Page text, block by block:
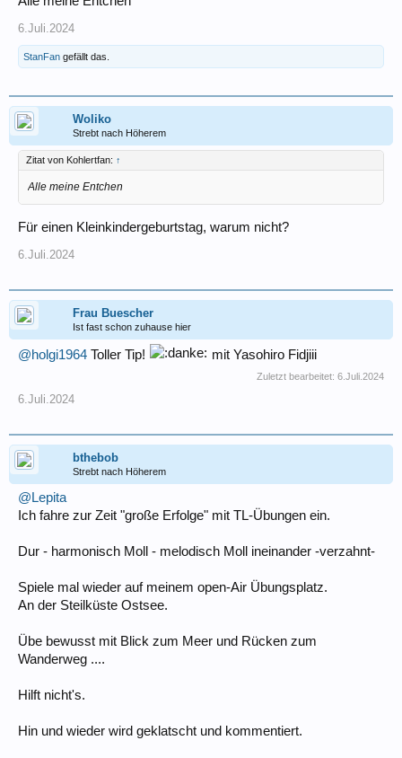
6.Juli.2024
StanFan gefällt das.
Woliko
Strebt nach Höherem
Zitat von Kohlertfan: ↑
Alle meine Entchen
Für einen Kleinkindergeburtstag, warum nicht?
6.Juli.2024
Frau Buescher
Ist fast schon zuhause hier
@holgi1964 Toller Tip! mit Yasohiro Fidjiii
Zuletzt bearbeitet: 6.Juli.2024
6.Juli.2024
bthebob
Strebt nach Höherem
@Lepita
Ich fahre zur Zeit "große Erfolge" mit TL-Übungen ein.
Dur - harmonisch Moll - melodisch Moll ineinander -verzahnt-
Spiele mal wieder auf meinem open-Air Übungsplatz.
An der Steilküste Ostsee.
Übe bewusst mit Blick zum Meer und Rücken zum
Wanderweg ....
Hilft nicht's.
Hin und wieder wird geklatscht und kommentiert.